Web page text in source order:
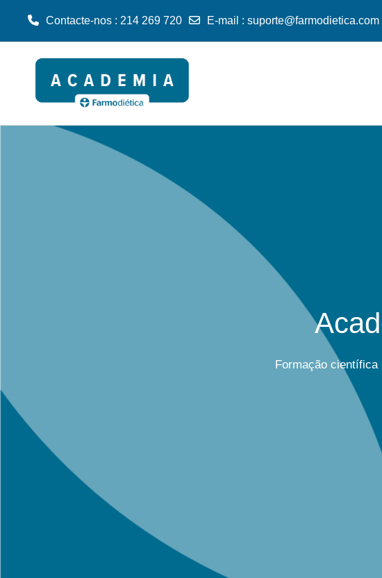
Contacte-nos : 214 269 720 E-mail : suporte@farmodietica.com
Formação científica